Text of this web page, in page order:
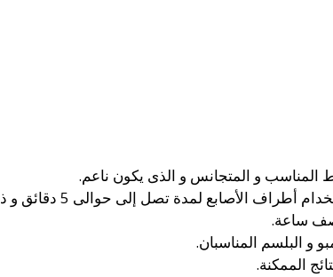
و المتجانس و الذى يكون ناعم.
و بعدها يتم تطبيقه على فروة الرأس و التدليك بالشكل
ساعة.
و البلسم المناسبان.
الممكنة.